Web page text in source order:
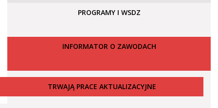
PROGRAMY I WSDZ
INFORMATOR O ZAWODACH
TRWAJĄ PRACE AKTUALIZACYJNE